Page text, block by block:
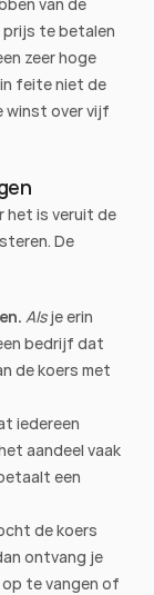
prijs te betalen
zeer hoge
feite niet de
winst over vijf
het is veruit de
De
Als je erin
bedrijf dat
de koers met
iedereen
aandeel vaak
een
de koers
ontvang je
te vangen of